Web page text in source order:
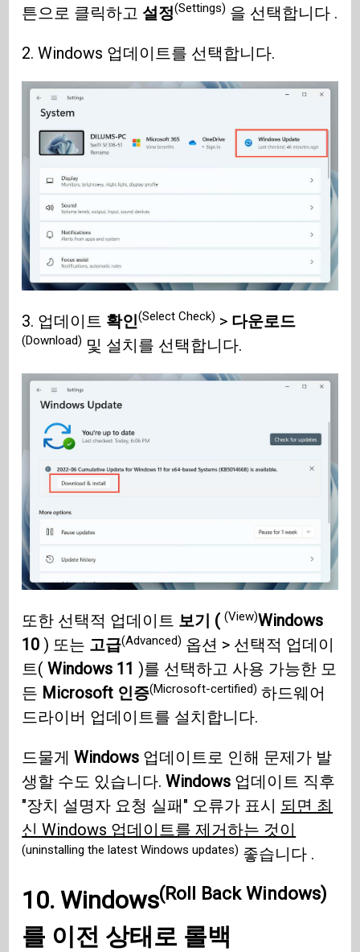
튼으로 클릭하고 설정(Settings) 을 선택합니다 .
2. Windows 업데이트를 선택합니다.
3. 업데이트 확인(Select Check) > 다운로드
(Download) 및 설치를 선택합니다.
또한 선택적 업데이트 보기 ((View)Windows
10 ) 또는 고급(Advanced) 옵션 > 선택적 업데이
트(Windows 11 )를 선택하고 사용 가능한 모
든 Microsoft 인증(Microsoft-certified) 하드웨어
드라이버 업데이트를 설치합니다.
드물게Windows 업데이트로 인해 문제가 발
생할 수도 있습니다.Windows 업데이트 직후
"장치 설명자 요청 실패" 오류가 표시 되면 최
신 Windows 업데이트를 제거하는 것이
(uninstalling the latest Windows updates) 좋습니다 .
10.Windows(Roll Back Windows)
를 이전 상태로 롤백